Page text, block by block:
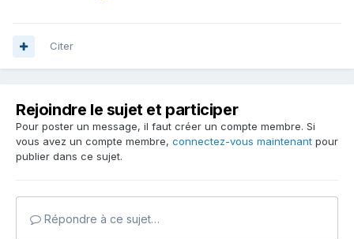
Citer
Rejoindre le sujet et participer
Pour poster un message, il faut créer un compte membre. Si
vous avez un compte membre, connectez-vous maintenant pour
publier dans ce sujet.
Répondre à ce sujet…